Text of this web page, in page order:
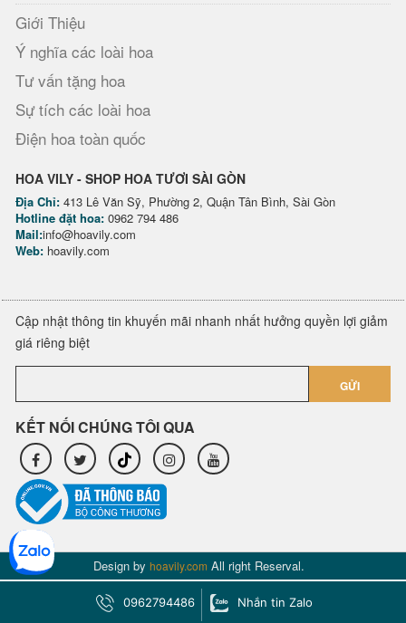
Giới Thiệu
Ý nghĩa các loài hoa
Tư vấn tặng hoa
Sự tích các loài hoa
Điện hoa toàn quốc
HOA VILY - SHOP HOA TƯƠI SÀI GÒN
Địa Chỉ: 413 Lê Văn Sỹ, Phường 2, Quận Tân Bình, Sài Gòn
Hotline đặt hoa: 0962 794 486
Mail:info@hoavily.com
Web: hoavily.com
Cập nhật thông tin khuyến mãi nhanh nhất hưởng quyền lợi giảm
giá riêng biệt
GỬI
KẾT NỐI CHÚNG TÔI QUA
Design by hoavily.com All right Reserval.
0962794486 Nhắn tin Zalo